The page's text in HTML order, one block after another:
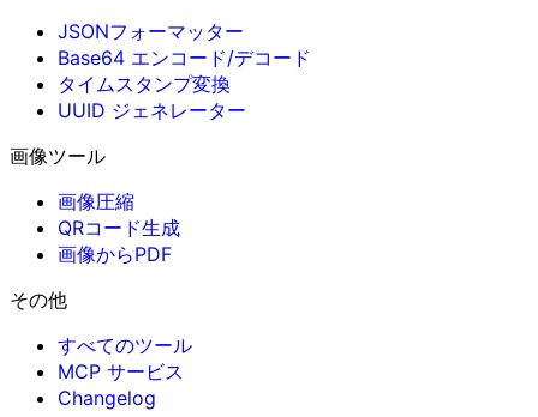
JSONフォーマッター
Base64 エンコード/デコード
タイムスタンプ変換
UUID ジェネレーター
画像ツール
画像圧縮
QRコード生成
画像からPDF
その他
すべてのツール
MCP サービス
Changelog